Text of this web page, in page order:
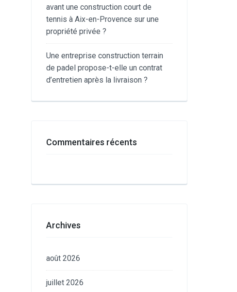
avant une construction court de
tennis à Aix-en-Provence sur une
propriété privée ?
Une entreprise construction terrain
de padel propose-t-elle un contrat
d’entretien après la livraison ?
Commentaires récents
Archives
août 2026
juillet 2026